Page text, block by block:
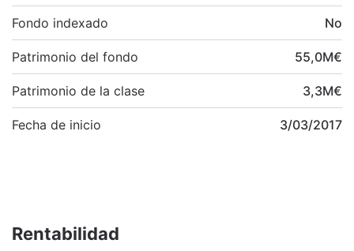
Fondo indexado No
Patrimonio del fondo 55,0M€
Patrimonio de la clase 3,3M€
Fecha de inicio 3/03/2017
Rentabilidad